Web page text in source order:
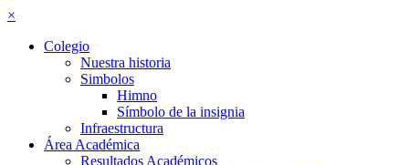
×
Colegio
Nuestra historia
Simbolos
Himno
Símbolo de la insignia
Infraestructura
Área Académica
Resultados Académicos